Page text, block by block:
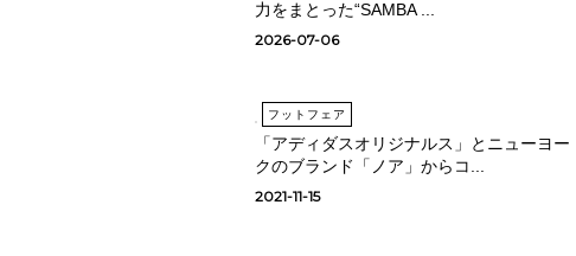
力をまとった“SAMBA ...
2026-07-06
フットフェア
「アディダスオリジナルス」とニューヨー
クのブランド「ノア」からコ...
2021-11-15